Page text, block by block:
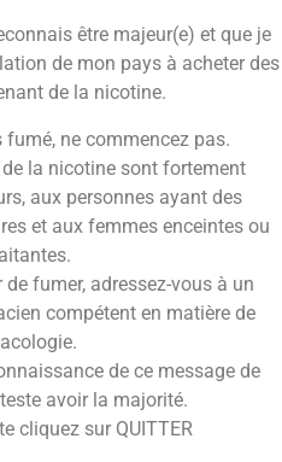
Concentré Original 30ml –
Granola Bar – Yogi
12.90€
Lire la suite
être majeur(e) et que je
de mon pays à acheter des
de la nicotine.
fumé, ne commencez pas.
la nicotine sont fortement
aux personnes ayant des
et aux femmes enceintes ou
fumer, adressez-vous à un
compétent en matière de
de ce message de
avoir la majorité.
cliquez sur QUITTER